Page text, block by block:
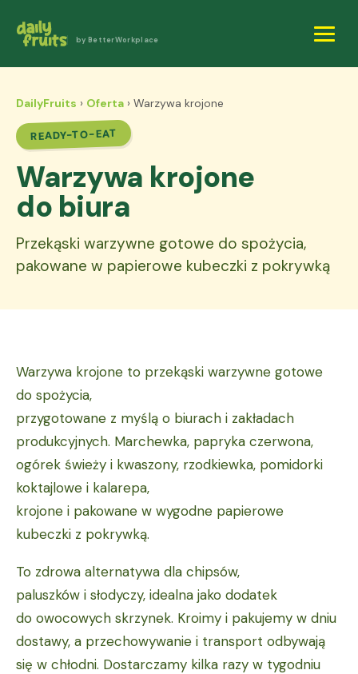
by BetterWorkplace
DailyFruits › Oferta › Warzywa krojone
READY-TO-EAT
Warzywa krojone
do biura
Przekąski warzywne gotowe do spożycia,
pakowane w papierowe kubeczki z pokrywką
Warzywa krojone to przekąski warzywne gotowe
do spożycia,
przygotowane z myślą o biurach i zakładach
produkcyjnych. Marchewka, papryka czerwona,
ogórek świeży i kwaszony, rzodkiewka, pomidorki
koktajlowe i kalarepa,
krojone i pakowane w wygodne papierowe
kubeczki z pokrywką.
To zdrowa alternatywa dla chipsów,
paluszków i słodyczy, idealna jako dodatek
do owocowych skrzynek. Kroimy i pakujemy w dniu
dostawy, a przechowywanie i transport odbywają
się w chłodni. Dostarczamy kilka razy w tygodniu